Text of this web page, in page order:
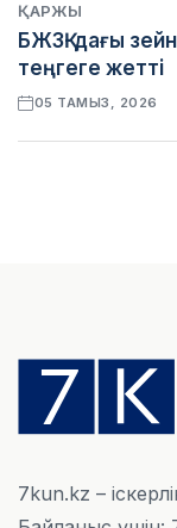
ҚАРЖЫ
БЖЗҚ-дағы
теңгеге жетті
05 ТАМЫЗ, 2026
БИЗНЕС
Freedom
агентін іске
7kun.kz –